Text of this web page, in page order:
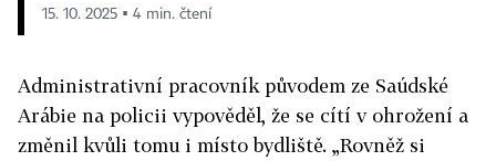
15. 10. 2025 ▪ 4 min. čtení
Administrativní pracovník původem ze Saúdské
Arábie na policii vypověděl, že se cítí v ohrožení a
změnil kvůli tomu i místo bydliště. „Rovněž si